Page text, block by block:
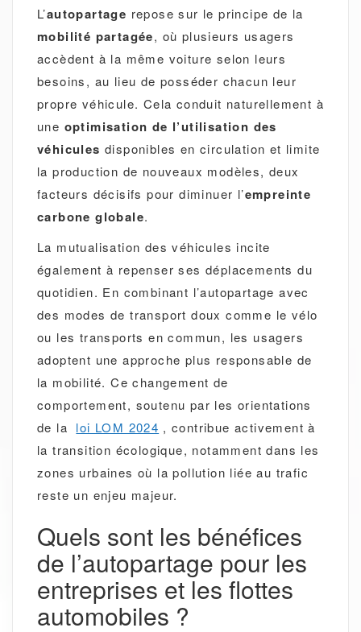
L’autopartage repose sur le principe de la
mobilité partagée, où plusieurs usagers
accèdent à la même voiture selon leurs
besoins, au lieu de posséder chacun leur
propre véhicule. Cela conduit naturellement à
une optimisation de l’utilisation des
véhicules disponibles en circulation et limite
la production de nouveaux modèles, deux
facteurs décisifs pour diminuer l’empreinte
carbone globale.
La mutualisation des véhicules incite
également à repenser ses déplacements du
quotidien. En combinant l’autopartage avec
des modes de transport doux comme le vélo
ou les transports en commun, les usagers
adoptent une approche plus responsable de
la mobilité. Ce changement de
comportement, soutenu par les orientations
de la loi LOM 2024 , contribue activement à
la transition écologique, notamment dans les
zones urbaines où la pollution liée au trafic
reste un enjeu majeur.
Quels sont les bénéfices
de l’autopartage pour les
entreprises et les flottes
automobiles ?